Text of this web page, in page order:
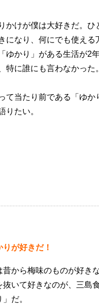
かけが僕は大好きだ。ひ
になり、何にでも使える
ゆかり」がある生活が2
特に誰にも言わなかった。
て当たり前である「ゆか
りたい。
りが好きだ！
昔から梅味のものが好き
抜いて好きなのが、三島
だ。